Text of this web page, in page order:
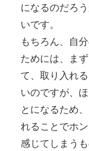
になるのだろ
いです。
もちろん、自
ためには、ま
て、取り入れ
いのですが、
とになるため
れることでホ
感じてしまう